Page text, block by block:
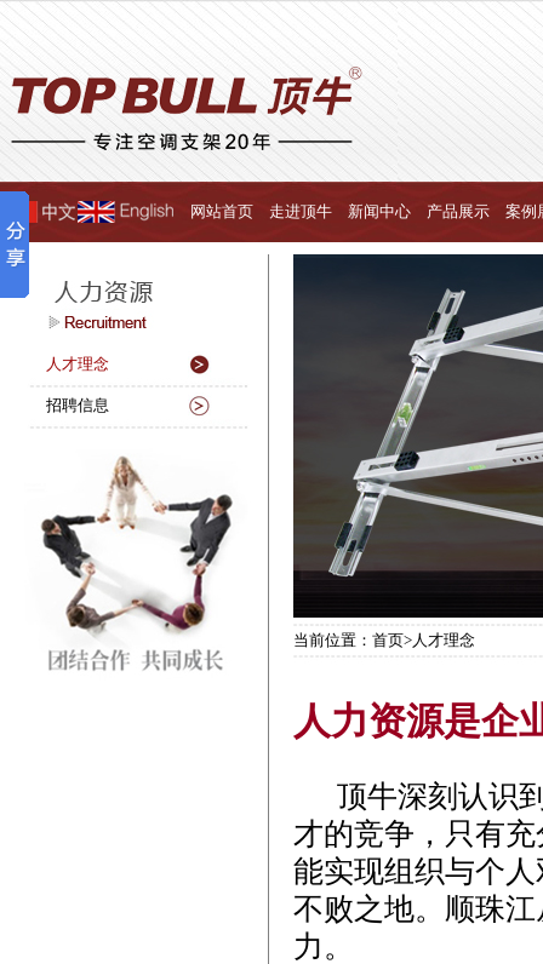
网站首页 走进顶牛 新闻中心 产品展示 案例
人才理念
招聘信息
当前位置：首页>人才理念
人力资源是企
顶牛深刻认识到
才的竞争，只有
能实现组织与个
不败之地。顺珠
力。